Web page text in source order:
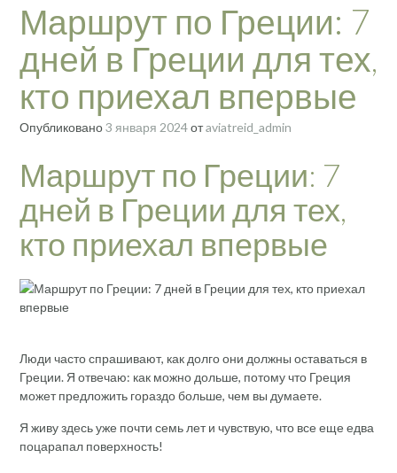
Маршрут по Греции: 7
дней в Греции для тех,
кто приехал впервые
Опубликовано3 января 2024отaviatreid_admin
Маршрут по Греции: 7
дней в Греции для тех,
кто приехал впервые
Люди часто спрашивают, как долго они должны оставаться в
Греции. Я отвечаю: как можно дольше, потому что Греция
может предложить гораздо больше, чем вы думаете.
Я живу здесь уже почти семь лет и чувствую, что все еще едва
поцарапал поверхность!